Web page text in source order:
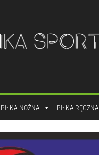
PIŁKA NOŻNA PIŁKA RĘCZNA